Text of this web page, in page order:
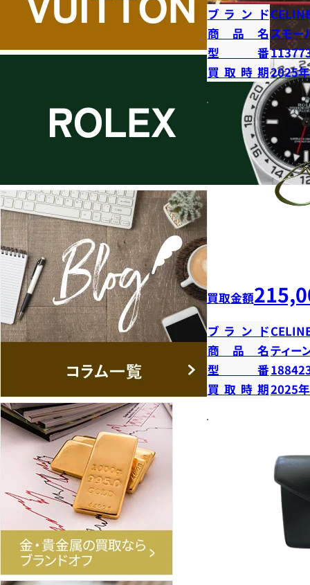
ブランド
商品名スモー
型番
買取時期2025
買取金額
ブランド
商品名ティー
型番
買取時期2025